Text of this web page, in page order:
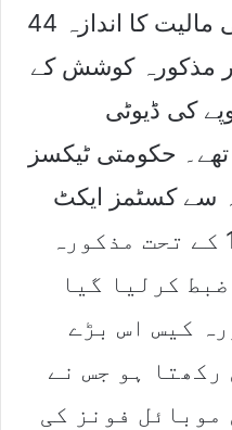
بیٹریاں شامل ہیں جسکی مالیت کا اندازہ 44
مذکورہ کوشش کے
لاکھ روپے کی ڈیوٹی
حکومتی ٹیکسز
سے کسٹمز ایکٹ
مجریہ 1960 کی شق168 کے تحت مذکورہ
کرلیا گیا
کیس اس بڑے
رکھتا ہو جس نے
موبائل فونز کی